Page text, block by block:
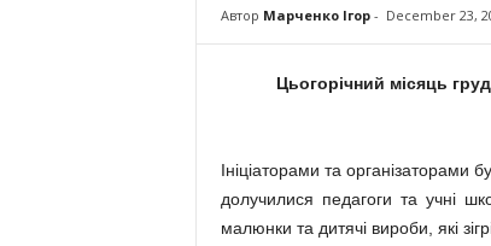
Автор Марченко Ігор- December 23,
Цьогорічний місяць
Ініціаторами та
долучилися педагоги та учні
малюнки та дитячі вироби, які